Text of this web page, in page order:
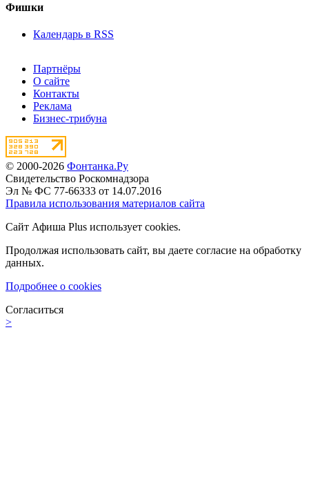
Фишки
Календарь в RSS
Партнёры
О сайте
Контакты
Реклама
Бизнес-трибуна
© 2000-2026 Фонтанка.Ру
Свидетельство Роскомнадзора
Эл № ФС 77-66333 от 14.07.2016
Правила использования материалов сайта
Сайт Афиша Plus использует cookies.
Продолжая использовать сайт, вы даете согласие на обработку
данных.
Подробнее о cookies
Согласиться
>